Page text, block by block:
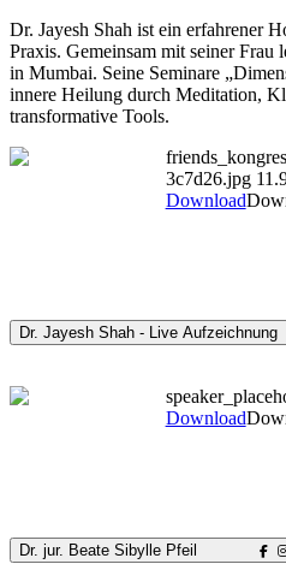
Dr. Jayesh Shah ist ein erfahrener
Praxis. Gemeinsam mit seiner Frau
in Mumbai. Seine Seminare
innere Heilung durch Meditation,
transformative Tools.
3c7d26.jpg
Download
Dr. Jayesh Shah - Live Aufzeichnung
Download
Dr. jur. Beate Sibylle Pfeil